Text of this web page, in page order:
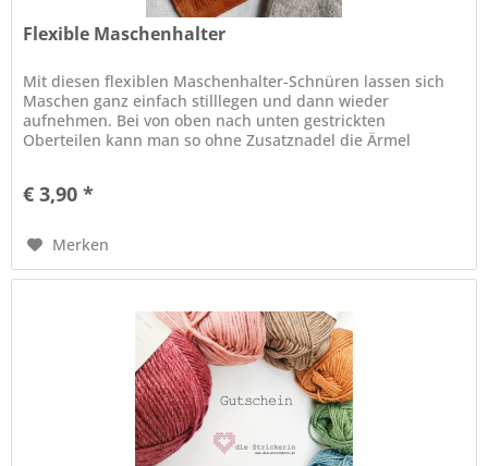
Flexible Maschenhalter
Mit diesen flexiblen Maschenhalter-Schnüren lassen sich
Maschen ganz einfach stilllegen und dann wieder
aufnehmen. Bei von oben nach unten gestrickten
Oberteilen kann man so ohne Zusatznadel die Ärmel
€ 3,90 *
Merken